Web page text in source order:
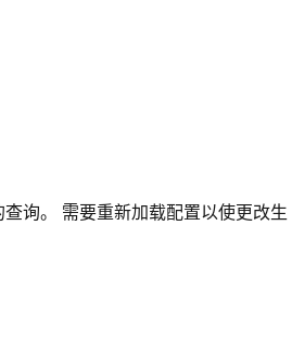
询。 需要重新加载配置以使更改生